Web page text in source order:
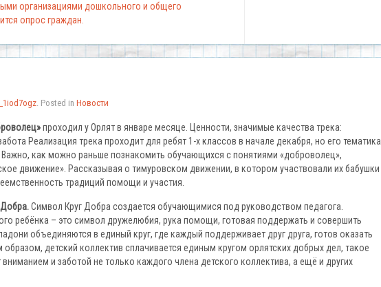
организациями дошкольного и общего
опрос граждан.
. Posted in Новости
проходил у Орлят в январе месяце. Ценности, значимые качества трека:
Реализация трека проходит для ребят 1-х классов в начале декабря, но его тематика
Важно, как можно раньше познакомить обучающихся с понятиями «доброволец»,
движение». Рассказывая о тимуровском движении, в котором участвовали их бабушки
традиций помощи и участия.
Символ Круг Добра создается обучающимися под руководством педагога.
ребёнка – это символ дружелюбия, рука помощи, готовая поддержать и совершить
объединяются в единый круг, где каждый поддерживает друг друга, готов оказать
детский коллектив сплачивается единым кругом орлятских добрых дел, такое
и заботой не только каждого члена детского коллектива, а ещё и других